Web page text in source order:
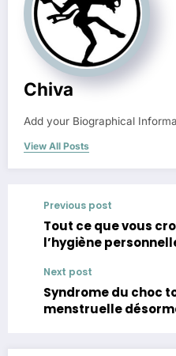
Chiva
Add your Biographical
View All Posts
Previous post
Tout ce que vous
l’hygiène
Next post
Syndrome du choc
menstruelle